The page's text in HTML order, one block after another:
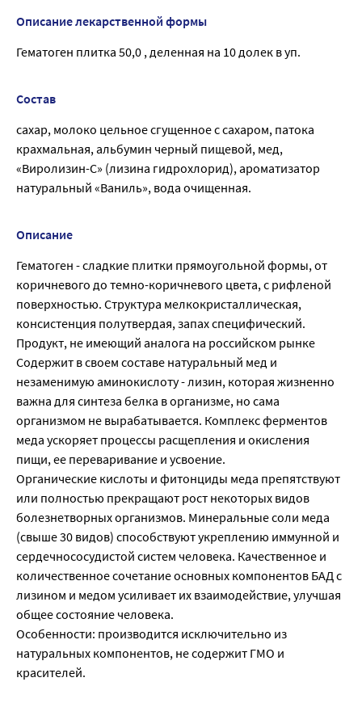
Описание лекарственной формы
Гематоген плитка 50,0 , деленная на 10 долек в уп.
Состав
сахар, молоко цельное сгущенное с сахаром, патока
крахмальная, альбумин черный пищевой, мед,
«Виролизин-С» (лизина гидрохлорид), ароматизатор
натуральный «Ваниль», вода очищенная.
Описание
Гематоген - сладкие плитки прямоугольной формы, от
коричневого до темно-коричневого цвета, с рифленой
поверхностью. Структура мелкокристаллическая,
консистенция полутвердая, запах специфический.
Продукт, не имеющий аналога на российском рынке
Содержит в своем составе натуральный мед и
незаменимую аминокислоту - лизин, которая жизненно
важна для синтеза белка в организме, но сама
организмом не вырабатывается. Комплекс ферментов
меда ускоряет процессы расщепления и окисления
пищи, ее переваривание и усвоение.
Органические кислоты и фитонциды меда препятствуют
или полностью прекращают рост некоторых видов
болезнетворных организмов. Минеральные соли меда
(свыше 30 видов) способствуют укреплению иммунной и
сердечнососудистой систем человека. Качественное и
количественное сочетание основных компонентов БАД с
лизином и медом усиливает их взаимодействие, улучшая
общее состояние человека.
Особенности: производится исключительно из
натуральных компонентов, не содержит ГМО и
красителей.